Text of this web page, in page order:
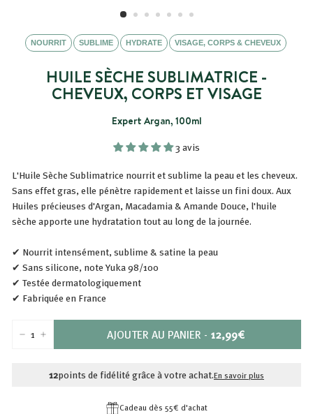
NOURRIT SUBLIME HYDRATE VISAGE, CORPS & CHEVEUX
HUILE SÈCHE SUBLIMATRICE -
CHEVEUX, CORPS ET VISAGE
Expert Argan, 100ml
3 avis
L'Huile Sèche Sublimatrice nourrit et sublime la peau et les cheveux.
Sans effet gras,elle pénètre rapidement et laisse un fini doux. Aux
Huiles précieuses d'Argan, Macadamia & Amande Douce, l'huile
sècheapporte une hydratation tout au long de la journée.
✔ Nourrit intensément, sublime & satine la peau
✔ Sans silicone, note Yuka 98/100
✔ Testée dermatologiquement
✔ Fabriquée en France
+ AJOUTER AU PANIER - PRIX
12,99€
12,99€
12points de fidélité grâce à votre achat.En savoir plus
Cadeau dès 55€ d'achat